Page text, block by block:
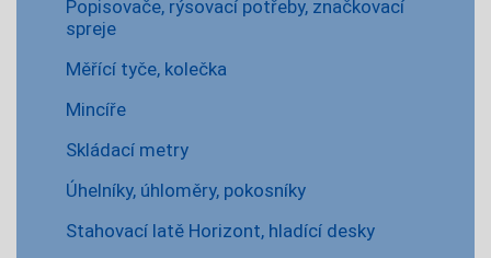
Popisovače, rýsovací potřeby, značkovací
spreje
Měřící tyče, kolečka
Mincíře
Skládací metry
Úhelníky, úhloměry, pokosníky
Stahovací latě Horizont, hladící desky